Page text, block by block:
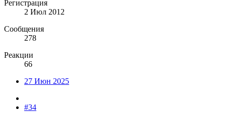
Регистрация
2 Июл 2012
Сообщения
278
Реакции
66
27 Июн 2025
#34